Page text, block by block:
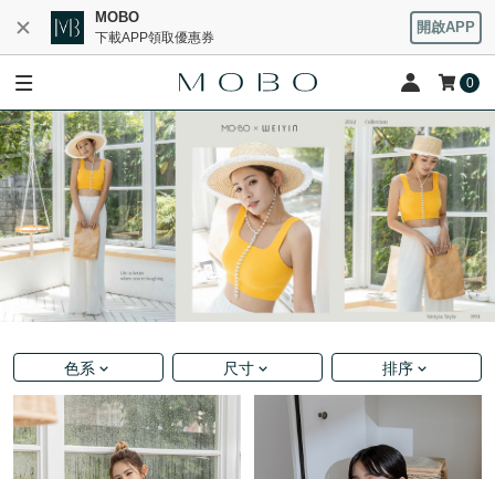
MOBO
下載APP領取優惠券
開啟APP
0
色系 尺寸 排序